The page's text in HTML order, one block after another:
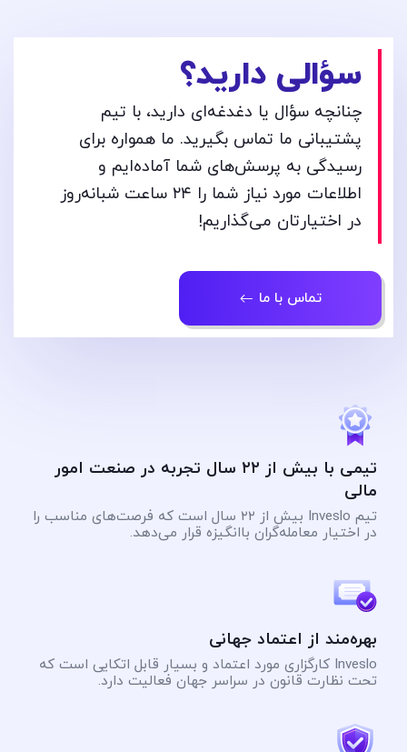
سؤالی دارید؟
چنانچه سؤال یا دغدغه‌ای دارید، با تیم
پشتیبانی ما تماس بگیرید. ما همواره برای
رسیدگی به پرسش‌های شما آماده‌ایم و
اطلاعات مورد نیاز شما را ۲۴ ساعت شبانه‌روز
در اختیارتان می‌گذاریم!
تماس با ما
تیمی با بیش از ۲۲ سال تجربه در صنعت امور
مالی
تیم Inveslo بیش از ۲۲ سال است که فرصت‌های مناسب را
در اختیار معامله‌گران باانگیزه قرار می‌دهد.
بهره‌مند از اعتماد جهانی
Inveslo کارگزاری مورد اعتماد و بسیار قابل اتکایی است که
تحت نظارت قانون در سراسر جهان فعالیت دارد.